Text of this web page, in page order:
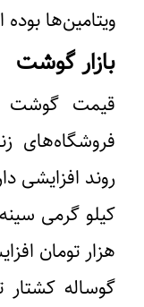
ویتامین‌ها
بازار گوشت
قیمت گوشت
فروشگاه‌های
هزار تومان